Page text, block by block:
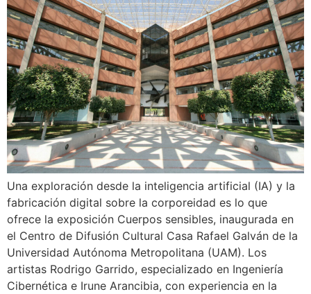
Una exploración desde la inteligencia artificial (IA) y la
fabricación digital sobre la corporeidad es lo que
ofrece la exposición Cuerpos sensibles, inaugurada en
el Centro de Difusión Cultural Casa Rafael Galván de la
Universidad Autónoma Metropolitana (UAM). Los
artistas Rodrigo Garrido, especializado en Ingeniería
Cibernética e Irune Arancibia, con experiencia en la